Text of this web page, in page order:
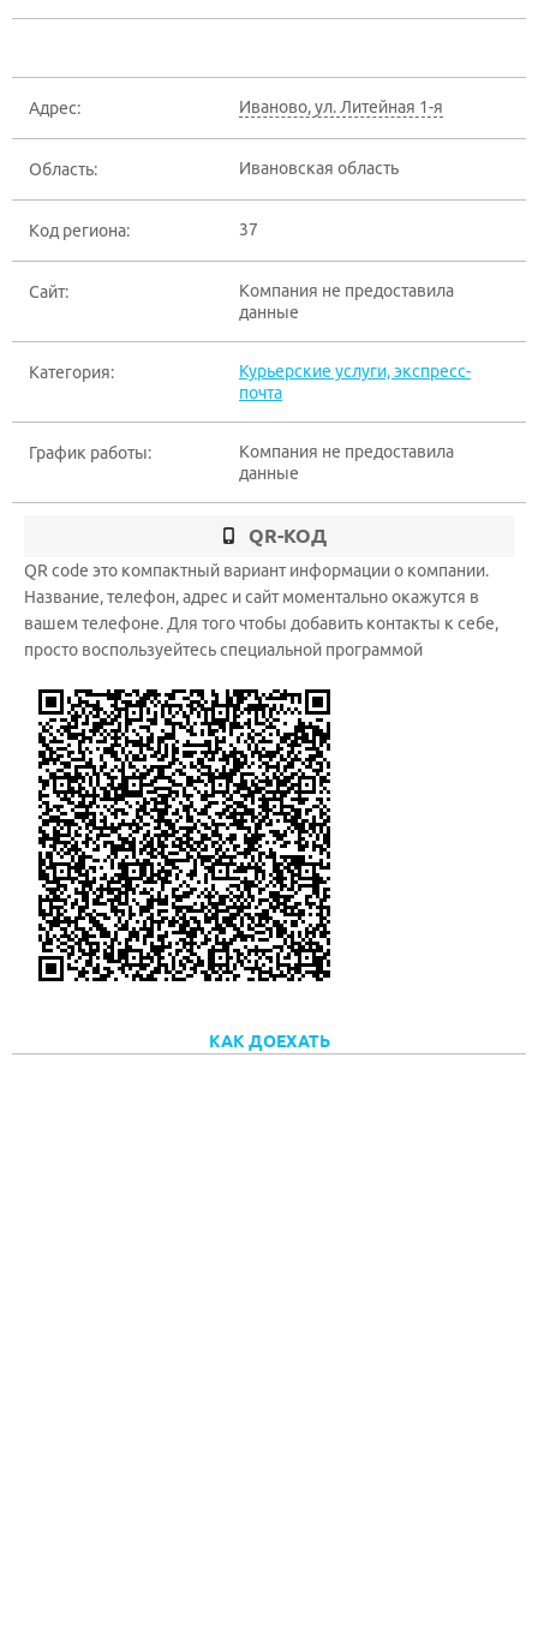
Адрес: Иваново,ул. Литейная 1-я
Область: Ивановская область
Код региона: 37
Сайт:
Компания не предоставила
данные
Категория:
Курьерские услуги, экспресс-
почта
График работы:
Компания не предоставила
данные
QR-КОД
QR code это компактный вариант информации о компании.
Название, телефон, адрес и сайт моментально окажутся в
вашем телефоне. Для того чтобы добавить контакты к себе,
просто воспользуейтесь специальной программой
КАК ДОЕХАТЬ